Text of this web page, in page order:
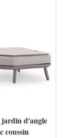
jardin d'angle
coussin